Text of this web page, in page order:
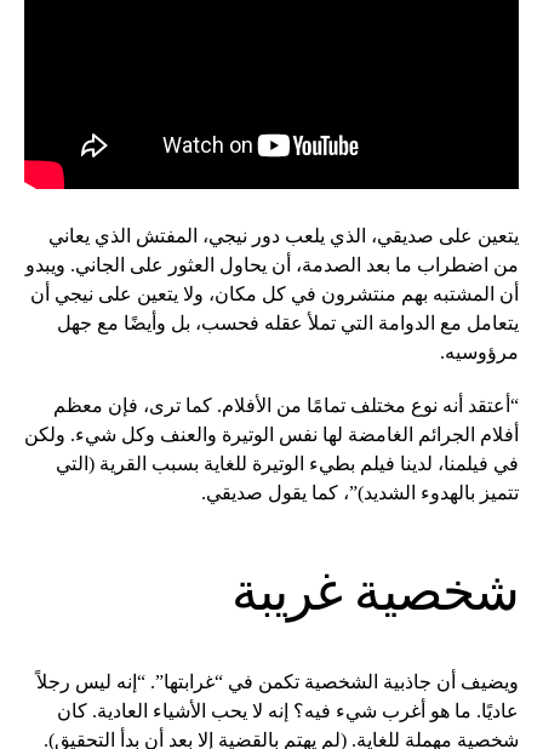
يتعين على صديقي، الذي يلعب دور نيجي، المفتش الذي يعاني
من اضطراب ما بعد الصدمة، أن يحاول العثور على الجاني. ويبدو
أن المشتبه بهم منتشرون في كل مكان، ولا يتعين على نيجي أن
يتعامل مع الدوامة التي تملأ عقله فحسب، بل وأيضًا مع جهل
مرؤوسيه.
“أعتقد أنه نوع مختلف تمامًا من الأفلام. كما ترى، فإن معظم
أفلام الجرائم الغامضة لها نفس الوتيرة والعنف وكل شيء. ولكن
في فيلمنا، لدينا فيلم بطيء الوتيرة للغاية بسبب القرية (التي
تتميز بالهدوء الشديد)”، كما يقول صديقي.
شخصية غريبة
ويضيف أن جاذبية الشخصية تكمن في “غرابتها”. “إنه ليس رجلاً
عاديًا. ما هو أغرب شيء فيه؟ إنه لا يحب الأشياء العادية. كان
شخصية مهملة للغاية. (لم يهتم بالقضية إلا بعد أن بدأ التحقيق).